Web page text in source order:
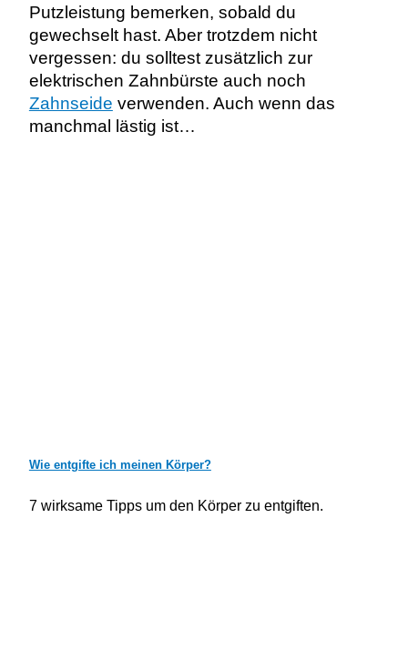
Putzleistung bemerken, sobald du
gewechselt hast. Aber trotzdem nicht
vergessen: du solltest zusätzlich zur
elektrischen Zahnbürste auch noch
Zahnseide verwenden. Auch wenn das
manchmal lästig ist…
Wie entgifte ich meinen Körper?
7 wirksame Tipps um den Körper zu entgiften.